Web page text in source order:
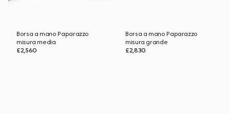
Borsa a mano Paparazzo
misura media
£2,560
Borsa a mano Paparazzo
misura grande
£2,830